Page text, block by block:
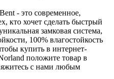
- это современное,
кто хочет сделать быстрый
замковая система,
100% влагостойкость
купить в интернет-
положите товар в
с нами любым